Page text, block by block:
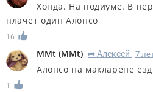
Хонда. На подиуме. В
плачет один Алонсо
16
MMt (MMt) R Алексей 7
Алонсо на макларене
1